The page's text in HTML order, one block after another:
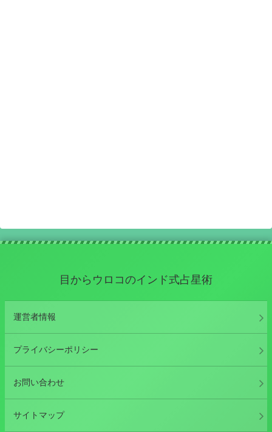
目からウロコのインド式占星術
運営者情報
プライバシーポリシー
お問い合わせ
サイトマップ